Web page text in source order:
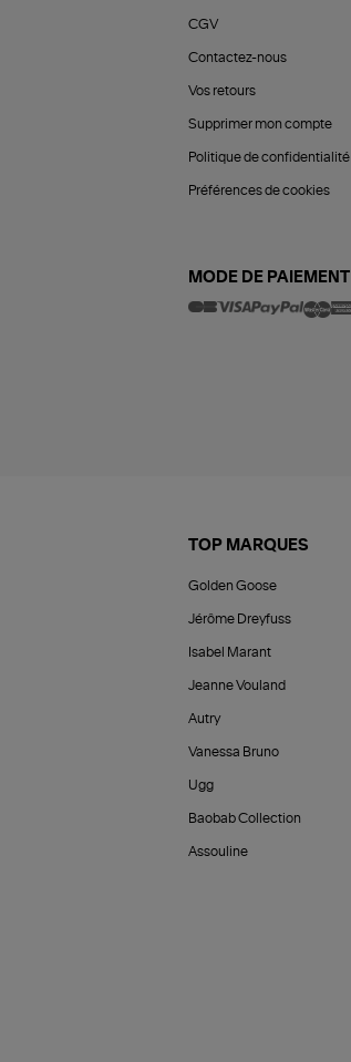
CGV
Contactez-nous
Vos retours
Supprimer mon compte
Politique de confidentialité
Préférences de cookies
MODE DE PAIEMENT
TOP MARQUES
Golden Goose
Jérôme Dreyfuss
Isabel Marant
Jeanne Vouland
Autry
Vanessa Bruno
Ugg
Baobab Collection
Assouline